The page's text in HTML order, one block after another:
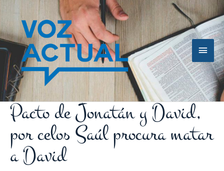
contenido
Pacto de Jonatán y David,
por celos Saúl procura matar
a David